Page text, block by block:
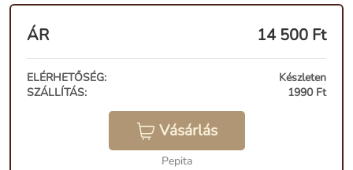
ÁR 14 500 Ft
ELÉRHETŐSÉG:
Készleten
SZÁLLÍTÁS:
1990 Ft
Vásárlás
Pepita